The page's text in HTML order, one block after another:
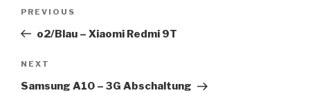
Previous
Post
PREVIOUS
o2/Blau – Xiaomi Redmi 9T
Next
Post
NEXT
Samsung A10 – 3G Abschaltung